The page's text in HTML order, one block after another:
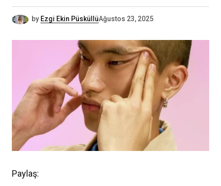
by Ezgi Ekin PüsküllüAğustos 23, 2025
Paylaş: